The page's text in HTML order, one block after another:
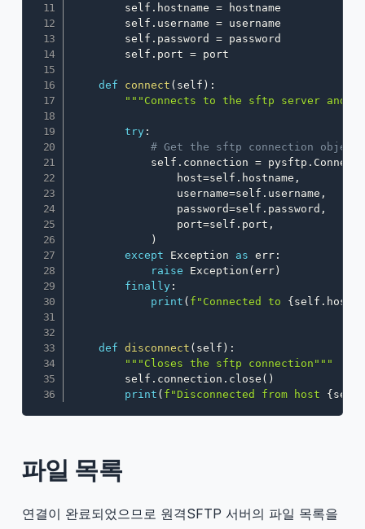
        self
. hostname = hostname
        self
. username = username
        self
. password = password
        self
. port = port
def connect ( self ) :
"""Connects to the sftp server and
try:
# Get the sftp connection object
            self
. connection = pysftp .
                host
=self . hostname ,
                username
=self . username ,
                password
=self . password ,
                port
=self . port ,
)
except Exception as err:
raise Exception ( err)
finally:
print ( f"Connected to { self .
def disconnect ( self ) :
"""Closes the sftp connection"""
        self
. connection . close ( )
print ( f"Disconnected from host { self
파일 목록
연결이 완료되었으므로 원격SFTP 서버의 파일 목록을